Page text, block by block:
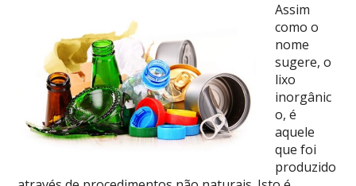
Assim
como o
nome
sugere, o
lixo
inorgânic
o, é
aquele
que foi
produzido